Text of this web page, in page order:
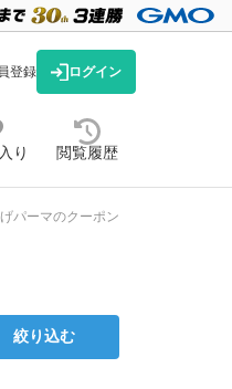
登録 ログイン
り 閲覧履歴
パーマのクーポン
絞り込む